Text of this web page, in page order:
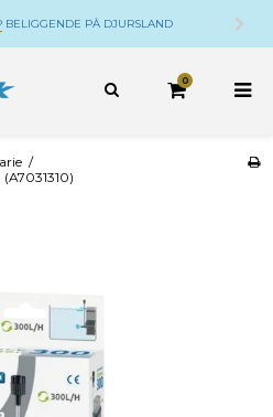
BELIGGENDE PÅ DJURSLAND
0
/